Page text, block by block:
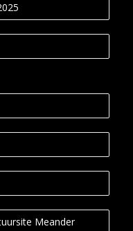
Meander